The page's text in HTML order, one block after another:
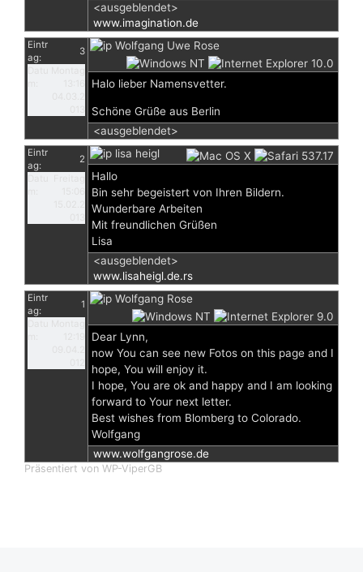
<ausgeblendet>
www.imagination.de
Eintr
ag:
3
Wolfgang Uwe Rose
Halo lieber Namensvetter.
Schöne Grüße aus Berlin
<ausgeblendet>
Eintr
ag:
2
lisa heigl
Hallo
Bin sehr begeistert von Ihren Bildern.
Wunderbare Arbeiten
Mit freundlichen Grüßen
Lisa
<ausgeblendet>
www.lisaheigl.de.rs
Eintr
ag:
1
Wolfgang Rose
Dear Lynn,
now You can see new Fotos on this page and I
hope, You will enjoy it.
I hope, You are ok and happy and I am looking
forward to Your next letter.
Best wishes from Blomberg to Colorado.
Wolfgang
www.wolfgangrose.de
Präsentiert von WP-ViperGB